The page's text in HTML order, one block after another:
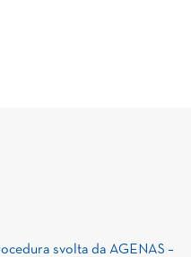
svolta da AGENAS –